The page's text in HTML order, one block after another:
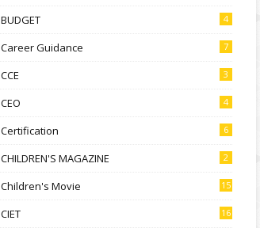
BUDGET 4
Career Guidance 7
CCE 3
CEO 4
Certification 6
CHILDREN'S MAGAZINE 2
Children's Movie 15
CIET 16